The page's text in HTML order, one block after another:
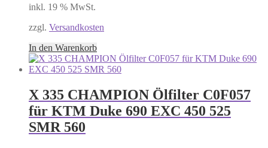
inkl. 19 % MwSt.
zzgl. Versandkosten
In den Warenkorb
X 335 CHAMPION Ölfilter C0F057
für KTM Duke 690 EXC 450 525
SMR 560